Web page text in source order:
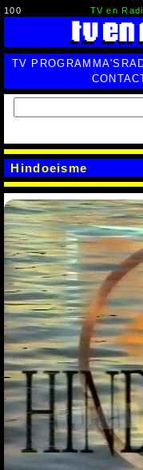
100 TV en
TV PROGRAMMA'S
Hindoeisme